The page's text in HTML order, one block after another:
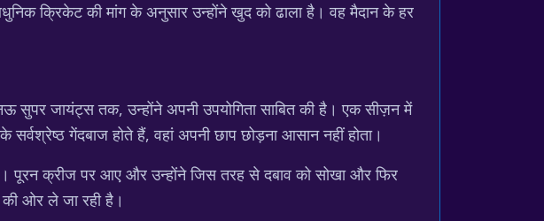
क्रिकेट की मांग के अनुसार उन्होंने खुद को ढाला है। वह मैदान के हर
सुपर जायंट्स तक, उन्होंने अपनी उपयोगिता साबित की है। एक सीज़न में
गेंदबाज होते हैं, वहां अपनी छाप छोड़ना आसान नहीं होता।
पूरन क्रीज पर आए और उन्होंने जिस तरह से दबाव को सोखा और फिर
ओर ले जा रही है।